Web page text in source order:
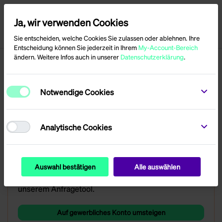
Menü Anmelden
Carport
Preisinformationen zu den Produkten stehen derzeit
Sie haben Interesse an einer PV-Anlage? Dann stellen
Sie eine kostenlose Anfrage einfach und schnell mit
unserem Anfragetool.
Auf gewerbliches Konto umsteigen
Ja, wir verwenden Cookies
Sie entscheiden, welche Cookies Sie zulassen oder ablehnen. Ihre
Entscheidung können Sie jederzeit in Ihrem My-Account-Bereich
ändern. Weitere Infos auch in unserer Datenschutzerklärung.
Notwendige Cookies
Analytische Cookies
Auswahl bestätigen Alle auswählen